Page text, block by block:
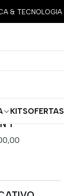
KITSOFERTAS
& TECNOLOGIA
5 REGALOS
1